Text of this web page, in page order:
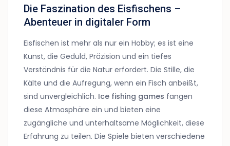
Die Faszination des Eisfischens –
Abenteuer in digitaler Form
Eisfischen ist mehr als nur ein Hobby; es ist eine
Kunst, die Geduld, Präzision und ein tiefes
Verständnis für die Natur erfordert. Die Stille, die
Kälte und die Aufregung, wenn ein Fisch anbeißt,
sind unvergleichlich. Ice fishing games fangen
diese Atmosphäre ein und bieten eine
zugängliche und unterhaltsame Möglichkeit, diese
Erfahrung zu teilen. Die Spiele bieten verschiedene